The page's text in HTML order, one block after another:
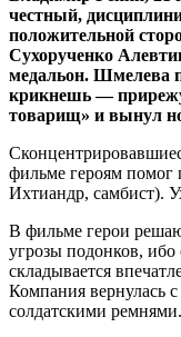
честный,
положительной
Сухорученко
медальон. Шмелева
крикнешь —
товарищ» и вынул
фильме героям помог
Ихтиандр, самбист).
В фильме герои
угрозы подонков, ибо
складывается
Компания вернулась
солдатскими ремнями.